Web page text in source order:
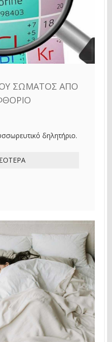
ΣΏΜΑΤΟΣ ΑΠΌ
δηλητήριο.